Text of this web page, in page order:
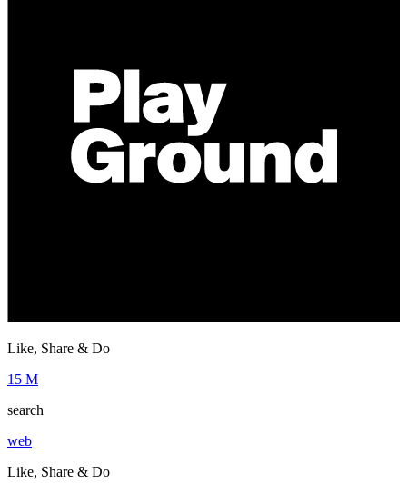
Like, Share & Do
15 M
search
web
Like, Share & Do